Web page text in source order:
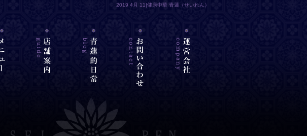
2019 4月 11|健康中華 青蓮（せいれん）